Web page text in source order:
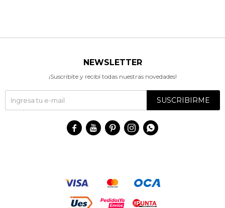
NEWSLETTER
¡Suscribite y recibí todas nuestras novedades!
SUSCRIBIRME
    